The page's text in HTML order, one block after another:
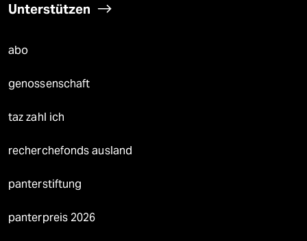
Unterstützen
abo
genossenschaft
taz zahl ich
recherchefonds ausland
panterstiftung
panterpreis 2026